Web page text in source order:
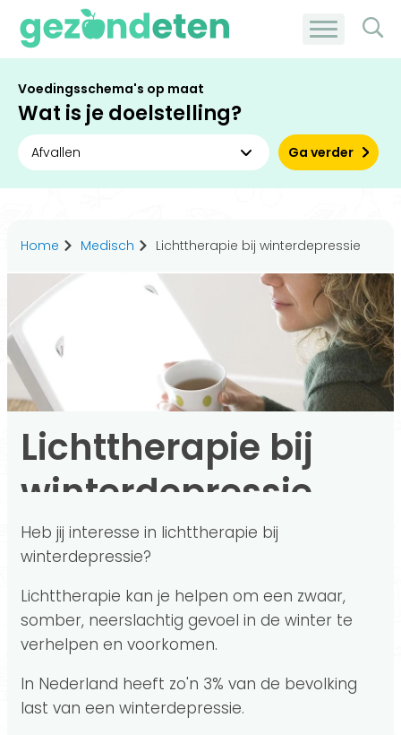
Voedingsschema's op maat
Wat is je doelstelling?
Ga verder
Home Medisch Lichttherapie bij winterdepressie
Lichttherapie bij
winterdepressie
Heb jij interesse in lichttherapie bij
winterdepressie?
Lichttherapie kan je helpen om een zwaar,
somber, neerslachtig gevoel in de winter te
verhelpen en voorkomen.
In Nederland heeft zo'n 3% van de bevolking
last van een winterdepressie.